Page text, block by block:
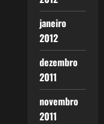
janeiro
2012
dezembro
2011
novembro
2011